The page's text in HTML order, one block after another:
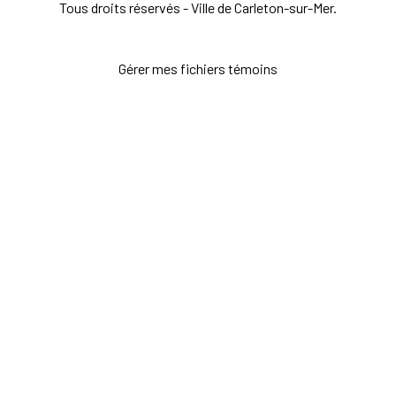
Tous droits réservés - Ville de Carleton-sur-Mer.
Gérer mes fichiers témoins